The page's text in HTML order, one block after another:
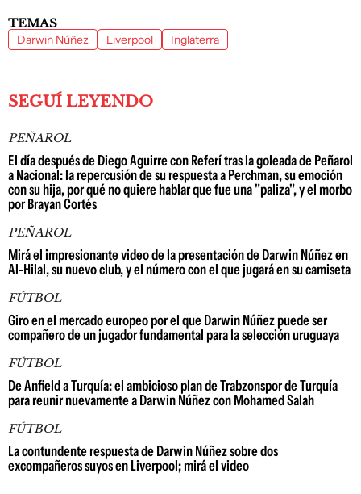
TEMAS
Darwin Núñez Liverpool Inglaterra
SEGUÍ LEYENDO
PEÑAROL
El día después de Diego Aguirre con Referí tras la goleada de Peñarol
a Nacional: la repercusión de su respuesta a Perchman, su emoción
con su hija, por qué no quiere hablar que fue una "paliza", y el morbo
por Brayan Cortés
PEÑAROL
Mirá el impresionante video de la presentación de Darwin Núñez en
Al-Hilal, su nuevo club, y el número con el que jugará en su camiseta
FÚTBOL
Giro en el mercado europeo por el que Darwin Núñez puede ser
compañero de un jugador fundamental para la selección uruguaya
FÚTBOL
De Anfield a Turquía: el ambicioso plan de Trabzonspor de Turquía
para reunir nuevamente a Darwin Núñez con Mohamed Salah
FÚTBOL
La contundente respuesta de Darwin Núñez sobre dos
excompañeros suyos en Liverpool; mirá el video